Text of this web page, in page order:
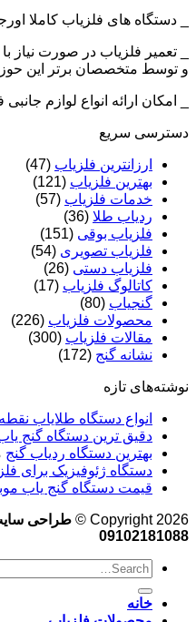
_ دستگاه های فلزیاب کاملا
_ تعمیر فلزیاب در صورت نیاز
و توسط متخصصان برتر این
_ امکان ارائه انواع لوازم جانبی
دسترسی سریع
ارزانترین فلزیاب (47)
بهترین فلزیاب (121)
خدمات فلزیاب (57)
ردیاب طلا (36)
فلزیاب بوقی (151)
فلزیاب تصویری (54)
فلزیاب دستی (26)
کاتالوگ فلزیاب (17)
گنجیاب (80)
محصولات فلزیاب (226)
مقالات فلزیاب (300)
نشانه گنج (172)
نوشته‌های تازه
انواع دستگاه طلایاب
دقیق ترین دستگاه گنج
بهترین دستگاه ردیاب گنج
دستگاه ژئوفیزیک برای
قیمت دستگاه گنج یاب
Copyright 2026 ©
طراحی
09102181088
خانه